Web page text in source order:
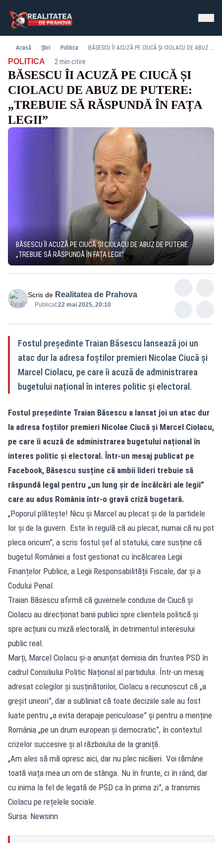
Acasă Știri Politica BĂSESCU ÎI ACUZĂ PE CIUCĂ ȘI CIOLACU DE ABUZ DE PUTERE: „TREBUIE SĂ RĂSPUNDĂ ÎN FAȚA LEGII”
POLITICA· 2 min citire
BĂSESCU ÎI ACUZĂ PE CIUCĂ ȘI
CIOLACU DE ABUZ DE PUTERE:
„TREBUIE SĂ RĂSPUNDĂ ÎN FAȚA
LEGII”
BĂSESCU ÎI ACUZĂ PE CIUCĂ ȘI CIOLACU DE ABUZ DE PUTERE:
„TREBUIE SĂ RĂSPUNDĂ ÎN FAȚA LEGII”
Scris de Realitatea de Prahova
Publicat:22 mai 2025, 20:10
Fostul președinte Traian Băsescu lansează joi un
atac dur la adresa foștilor premieri Nicolae Ciucă și
Marcel Ciolacu, pe care îi acuză de administrarea
bugetului național în interes politic și electoral.
Fostul președinte Traian Băsescu a lansat joi un atac dur
la adresa foștilor premieri Nicolae Ciucă și Marcel Ciolacu,
pe care îi acuză de administrarea bugetului național în
interes politic și electoral. Într-un mesaj publicat pe
Facebook, Băsescu susține că ambii lideri trebuie să
răspundă legal pentru „un lung șir de încălcări ale legii”
care au adus România într-o gravă criză bugetară.
„Poporul plătește! Nicu și Marcel au plecat și de la partidele
lor și de la guvern. Este în regulă că au plecat, numai că nu pot
pleca oricum”, a scris fostul șef al statului, care susține că
bugetul României a fost gestionat cu încălcarea Legii
Finanțelor Publice, a Legii Responsabilității Fiscale, dar și a
Codului Penal.
Traian Băsescu afirmă că guvernele conduse de Ciucă și
Ciolacu au direcționat banii publici spre clientela politică și
spre acțiuni cu miză electorală, în detrimentul interesului
public real.
Marți, Marcel Ciolacu și-a anunțat demisia din fruntea PSD în
cadrul Consiliului Politic Național al partidului. Într-un mesaj
adresat colegilor și susținătorilor, Ciolacu a recunoscut că „a
greșit uneori”, dar a subliniat că toate deciziile sale au fost
luate pentru „a evita derapaje periculoase” și pentru a menține
România „pe un drum european și democratic”, în contextul
crizelor succesive și al războiului de la graniță.
„Am ales să mă opresc aici, dar nu plec nicăieri. Voi rămâne
toată viața mea un om de stânga. Nu în frunte, ci în rând, dar
cu inima la fel de legată de PSD ca în prima zi”, a transmis
Ciolacu pe rețelele sociale.
Sursa: Newsinn